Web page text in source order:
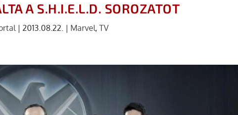
A S.H.I.E.L.D. SOROZATOT
|2013.08.22. | Marvel,TV